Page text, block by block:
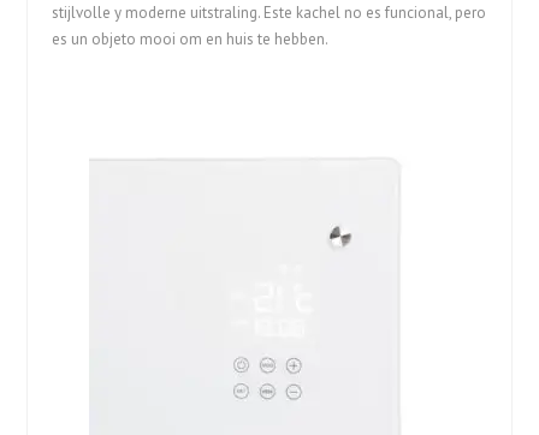
stijlvolle y moderne uitstraling. Este kachel no es funcional, pero
es un objeto mooi om en huis te hebben.